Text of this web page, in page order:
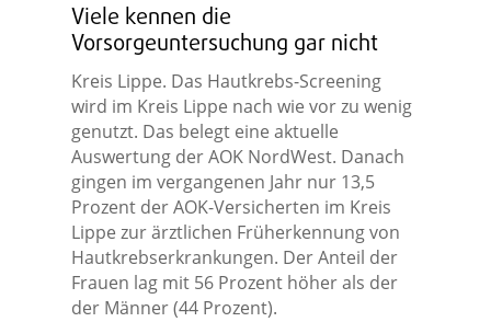
Viele kennen die
Vorsorgeuntersuchung gar nicht
Kreis Lippe. Das Hautkrebs-Screening
wird im Kreis Lippe nach wie vor zu wenig
genutzt. Das belegt eine aktuelle
Auswertung der AOK NordWest. Danach
gingen im vergangenen Jahr nur 13,5
Prozent der AOK-Versicherten im Kreis
Lippe zur ärztlichen Früherkennung von
Hautkrebserkrankungen. Der Anteil der
Frauen lag mit 56 Prozent höher als der
der Männer (44 Prozent).